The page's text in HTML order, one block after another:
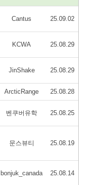
Cantus 25.09.02
KCWA 25.08.29
JinShake 25.08.29
ArcticRange 25.08.28
벤쿠버유학 25.08.25
문스뷰티 25.08.19
bonjuk_canada 25.08.14